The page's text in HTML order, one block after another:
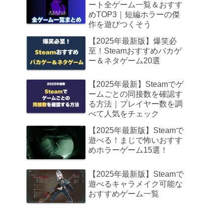
ート全ゲーム一覧＆おすす
めTOP3｜短編ホラーの傑
作を遊びつくそう
【2025年最新版】爆笑必
至！Steamおすすめバカゲ
ー＆ネタゲーム20選
【2025年最新】Steamでゲ
ームごとの同接数を確認す
る方法｜プレイヤー数を調
べて人気をチェック
【2025年最新版】Steamで
遊べる！まじで怖いおすす
めホラーゲーム15選！
【2025年最新版】Steamで
遊べるキャラメイク可能な
おすすめゲーム一覧